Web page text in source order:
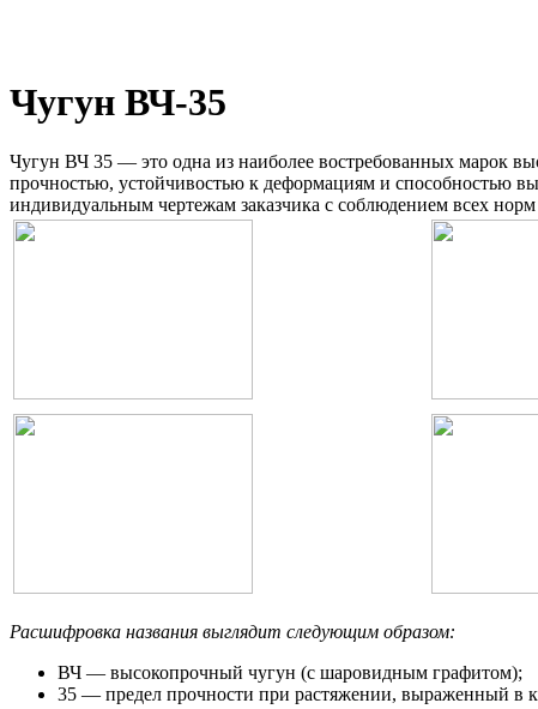
Чугун ВЧ-35
Чугун ВЧ 35 — это одна из наиболее востребованных марок
прочностью, устойчивостью к деформациям и способностью
индивидуальным чертежам заказчика с соблюдением всех
Расшифровка названия выглядит следующим образом:
ВЧ — высокопрочный чугун (с шаровидным графитом);
35 — предел прочности при растяжении, выраженный в